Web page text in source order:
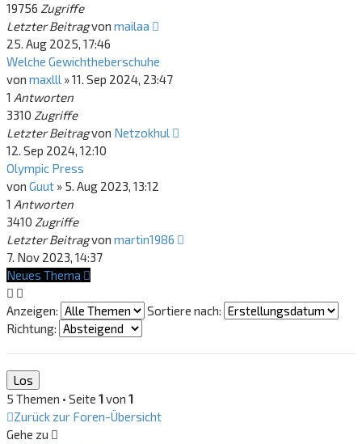
19756 Zugriffe
Letzter Beitragvon mailaa
25. Aug 2025, 17:46
Welche Gewichtheberschuhe
von maxlll »11. Sep 2024, 23:47
1 Antworten
3310 Zugriffe
Letzter Beitragvon Netzokhul
12. Sep 2024, 12:10
Olympic Press
von Guut » 5. Aug 2023, 13:12
1 Antworten
3410 Zugriffe
Letzter Beitragvon martin1986
7. Nov 2023, 14:37
Neues Thema
Anzeigen:
Sortiere nach:
Richtung:
5 Themen • Seite 1von 1
Zurück zur Foren-Übersicht
Gehe zu